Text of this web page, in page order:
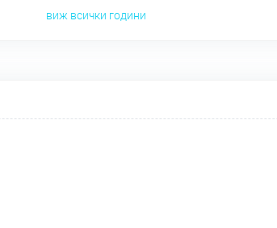
виж всички години